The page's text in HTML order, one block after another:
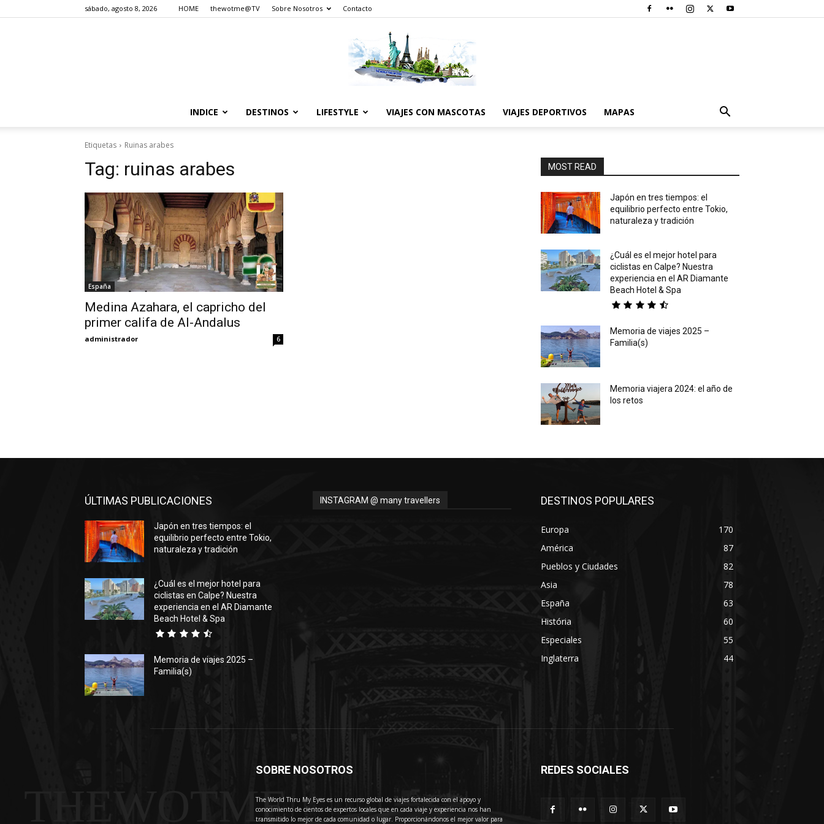
sábado, agosto 8, 2026 HOME thewotme@TV Sobre Nosotros Contacto
INDICE DESTINOS LIFESTYLE VIAJES CON MASCOTAS VIAJES DEPORTIVOS MAPAS
Etiquetas Ruinas arabes
Tag: ruinas arabes
España
Medina Azahara, el capricho del
primer califa de Al-Andalus
administrador 6
MOST READ
Japón en tres tiempos: el
equilibrio perfecto entre Tokio,
naturaleza y tradición
¿Cuál es el mejor hotel para
ciclistas en Calpe? Nuestra
experiencia en el AR Diamante
Beach Hotel & Spa
Memoria de viajes 2025 –
Familia(s)
Memoria viajera 2024: el año de
los retos
ÚLTIMAS PUBLICACIONES
Japón en tres tiempos: el
equilibrio perfecto entre Tokio,
naturaleza y tradición
¿Cuál es el mejor hotel para
ciclistas en Calpe? Nuestra
experiencia en el AR Diamante
Beach Hotel & Spa
Memoria de viajes 2025 –
Familia(s)
INSTAGRAM @ many travellers DESTINOS POPULARES
Europa
170
América
87
Pueblos y Ciudades
82
Asia
78
España
63
História
60
Especiales
55
Inglaterra
44
THEWOTME
SOBRE NOSOTROS
The World Thru My Eyes es un recurso global de viajes fortalecida con el apoyo y
conocimiento de cientos de expertos locales que en cada viaje y experiencia nos han
transmitido lo mejor de cada comunidad o lugar. Proporcionándonos el mejor valor para
REDES SOCIALES